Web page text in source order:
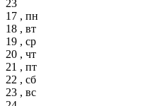
23
17 , пн
18 , вт
19 , ср
20 , чт
21 , пт
22 , сб
23 , вс